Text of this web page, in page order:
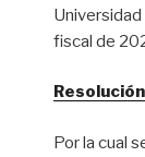
fiscal de
Por la cual